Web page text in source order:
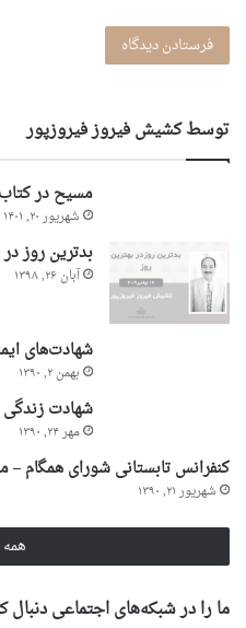
توسط کشیش فیروز فیروزپور
مسیح در
شهریور ۲۰, ۱۴۰۱
بدترین روز
آبان ۲۶, ۱۳۹۸
شهادت‌های
بهمن ۲, ۱۳۹۰
شهادت زندگی
مهر ۲۴, ۱۳۹۰
کنفرانس تابستانی شورای همگام –
شهریور ۲۱, ۱۳۹۰
همه
ما را در شبکه‌های اجتماعی دنبال